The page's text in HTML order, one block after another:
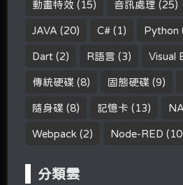
動畫特效 (15) 音訊處理 (25)
JAVA (20) C# (1) Python
Dart (2) R語言 (3) Visual
傳統硬碟 (8) 固態硬碟 (9)
隨身碟 (8) 記憶卡 (13)
Webpack (2) Node-RED
分類雲